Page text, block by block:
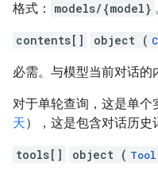
格式： models/{model}
contents[] object (
必需。与模型当前对话的
对于单轮查询，这是单个
天），这是包含对话历史
tools[] object ( Tool